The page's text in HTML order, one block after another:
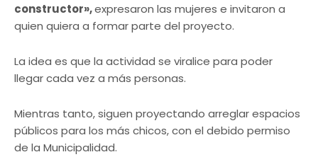
constructor»,expresaron las mujeres e invitaron a
quien quiera a formar parte del proyecto.
La idea es que la actividad se viralice para poder
llegar cada vez a más personas.
Mientras tanto, siguen proyectando arreglar espacios
públicos para los más chicos, con el debido permiso
de la Municipalidad.